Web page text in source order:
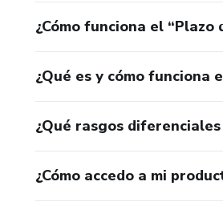
¿Cómo funciona el “Plazo
¿Qué es y cómo funciona
¿Qué rasgos
¿Cómo accedo a mi